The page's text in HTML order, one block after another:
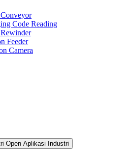
Code Reading
Feeder
Camera
Open Aplikasi Industri